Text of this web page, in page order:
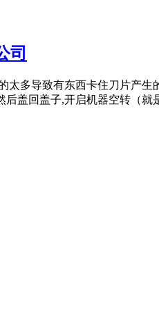
司
多导致有东西卡住刀片产
盖回盖子,开启机器空转（就